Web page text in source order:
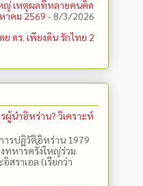
ญ่ เหตุผลที่หลายคนคิด
าคม 2569 - 8/3/2026
ดร. เพียงดิน รักไทย 2
ผู้นำอิหร่าน? วิเคราะห์
รปฏิวัติอิหร่าน 1979
ทหารครั้งใหญ่ร่วม
สราเอล (เรียกว่า